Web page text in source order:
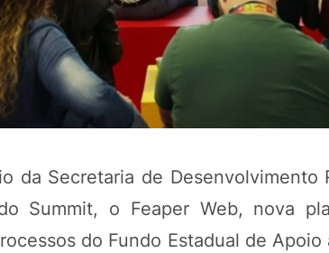
da Secretaria de Desenvolvimento
Summit, o Feaper Web, nova
do Fundo Estadual de